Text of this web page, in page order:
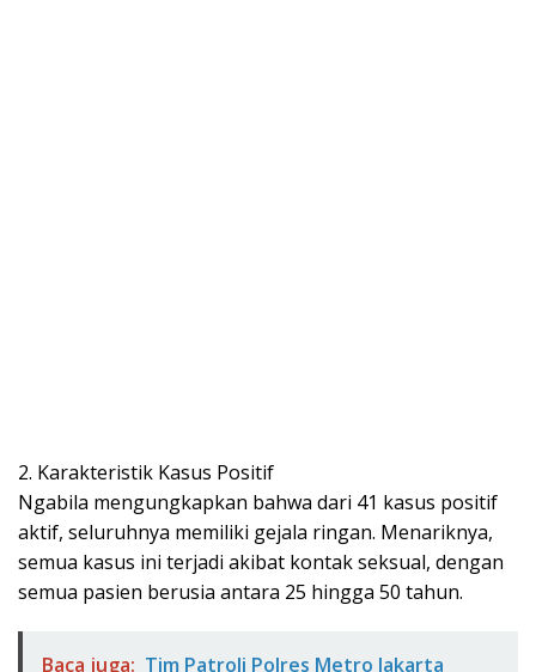
2. Karakteristik Kasus Positif
Ngabila mengungkapkan bahwa dari 41 kasus positif
aktif, seluruhnya memiliki gejala ringan. Menariknya,
semua kasus ini terjadi akibat kontak seksual, dengan
semua pasien berusia antara 25 hingga 50 tahun.
Baca juga: Tim Patroli Polres Metro Jakarta